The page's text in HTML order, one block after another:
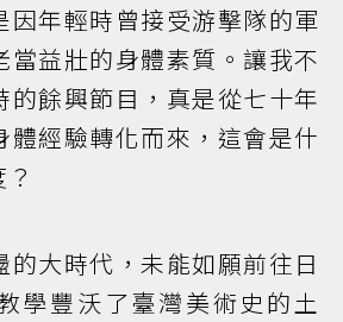
因年輕時曾接受游擊隊的軍
當益壯的身體素質。讓我不
的餘興節目，真是從七十年
體經驗轉化而來，這會是什
的大時代，未能如願前往日
學豐沃了臺灣美術史的土